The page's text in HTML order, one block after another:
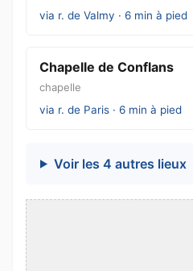
via r. de Valmy · 6 min à pied
Chapelle de Conflans
chapelle
via r. de Paris · 6 min à pied
Voir les 4 autres lieux